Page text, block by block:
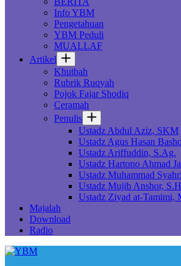
Info YBM
Pengetahuan
YBM Peduli
MUALLAF
Artikel
Khutbah
Rubrik Ruqyah
Pojok Fajar Shodiq
Ceramah
Penulis
Ustadz Abdul Aziz, SKM
Ustadz Agus Hasan
Ustadz Ariffuddin, S.Ag.
Ustadz Hartono Ahmad
Ustadz Muhammad Syahri
Ustadz Mujib Anshor,
Ustadz Ziyad at-Tamimi,
Majalah
Download
Radio